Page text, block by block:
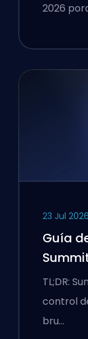
2026
23 Jul 2026
Guía
TL;DR:
control
bru…